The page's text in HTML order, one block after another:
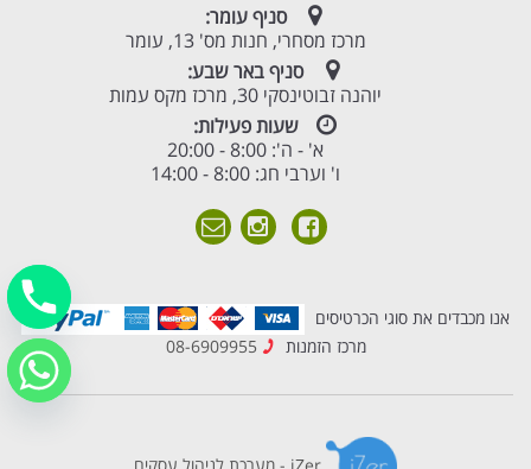
סניף עומר:
מרכז מסחרי, חנות מס' 13, עומר
סניף באר שבע:
יוהנה זבוטינסקי 30, מרכז מקס עמות
שעות פעילות:
א' - ה': 8:00 - 20:00
ו' וערבי חג: 8:00 - 14:00
אנו מכבדים את סוגי הכרטיסים
מרכז הזמנות